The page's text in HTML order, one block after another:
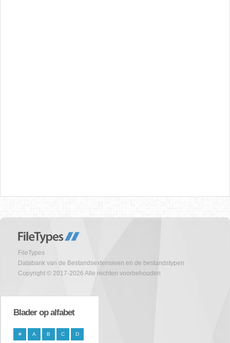
FileTypes
Databank van de Bestandsextensieen en de bestandstypen
Copyright © 2017-2026 Alle rechten voorbehouden
Blader op alfabet
# A B C D